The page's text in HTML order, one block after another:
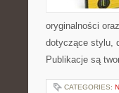
oryginalności
dotyczące stylu,
Publikacje są
CATEGORIES: